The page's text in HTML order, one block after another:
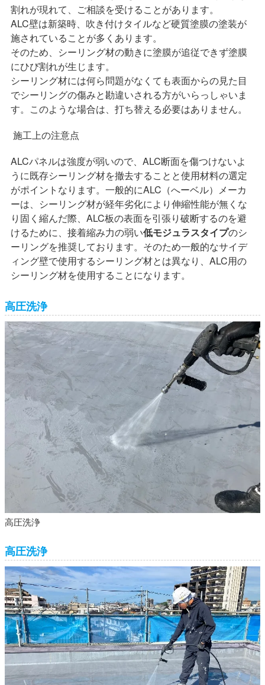
割れが現れて、ご相談を受けることがあります。
ALC壁は新築時、吹き付けタイルなど硬質塗膜の塗装が
施されていることが多くあります。
そのため、シーリング材の動きに塗膜が追従できず塗膜
にひび割れが生じます。
シーリング材には何ら問題がなくても表面からの見た目
でシーリングの傷みと勘違いされる方がいらっしゃいま
す。このような場合は、打ち替える必要はありません。
施工上の注意点
ALCパネルは強度が弱いので、ALC断面を傷つけないよ
うに既存シーリング材を撤去することと使用材料の選定
がポイントなります。一般的にALC（へーベル）メーカ
ーは、シーリング材が経年劣化により伸縮性能が無くな
り固く縮んだ際、ALC板の表面を引張り破断するのを避
けるために、接着縮み力の弱い低モジュラスタイプのシ
ーリングを推奨しております。そのため一般的なサイデ
ィング壁で使用するシーリング材とは異なり、ALC用の
シーリング材を使用することになります。
高圧洗浄
高圧洗浄
高圧洗浄